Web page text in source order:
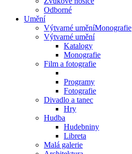
Odborné
Umění
Výtvarné uměníMonografie
Výtvarné umění
Katalogy
Monografie
Film a fotografie
Programy
Fotografie
Divadlo a tanec
Hry
Hudba
Hudebniny
Libreta
Malá galerie